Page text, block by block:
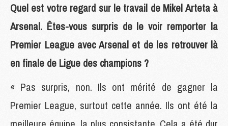
Quel est votre regard sur le travail de Mikel Arteta à
Arsenal. Êtes-vous surpris de le voir remporter la
Premier League avec Arsenal et de les retrouver là
en finale de Ligue des champions ?
« Pas surpris, non. Ils ont mérité de gagner la
Premier League, surtout cette année. Ils ont été la